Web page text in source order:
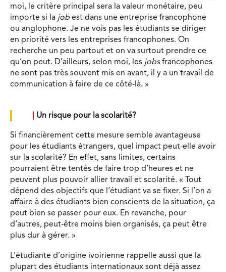
moi, le critère principal sera la valeur monétaire, peu
importe si la job est dans une entreprise francophone
ou anglophone. Je ne vois pas les étudiants se diriger
en priorité vers les entreprises francophones. On
recherche un peu partout et on va surtout prendre ce
qu’on peut. D’ailleurs, selon moi, les jobsfrancophones
ne sont pas très souvent mis en avant, il y a un travail de
communication à faire de ce côté-là. »
Un risque pour la scolarité?
Si financièrement cette mesure semble avantageuse
pour les étudiants étrangers, quel impact peut-elle avoir
sur la scolarité? En effet, sans limites, certains
pourraient être tentés de faire trop d’heures et ne
peuvent plus pouvoir allier travail et scolarité. « Tout
dépend des objectifs que l’étudiant va se fixer. Si l’on a
affaire à des étudiants bien conscients de la situation, ça
peut bien se passer pour eux. En revanche, pour
d’autres, peut-être moins bien organisés, ça peut être
plus dur à gérer. »
L’étudiante d’origine ivoirienne rappelle aussi que la
plupart des étudiants internationaux sont déjà assez